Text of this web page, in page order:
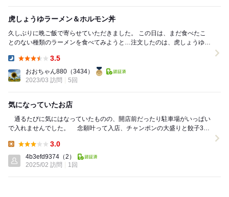
虎しょうゆラーメン＆ホルモン丼
久しぶりに晩ご飯で寄らせていただきました。 この日は、まだ食べたこ
とのない種類のラーメンを食べてみようと…注文したのは、虎しょうゆラ
3.5
おおちゃん880 （3434）
2023/03 訪問
5回
気になっていたお店
通るたびに気にはなっていたものの、開店前だったり駐車場がいっぱい
で入れませんでした。 念願叶って入店、チャンポンの大盛りと餃子3個
3.0
4b3efd9374 （2）
2025/02 訪問
1回